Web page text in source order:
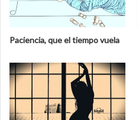
Paciencia, que el tiempo vuela